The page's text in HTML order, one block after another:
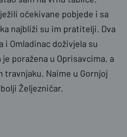
očekivane pobjede i sa
najbliži su im pratitelji. Dva
i Omladinac doživjela su
poražena u Oprisavcima, a
travnjaku. Naime u Gornjoj
Željezničar.